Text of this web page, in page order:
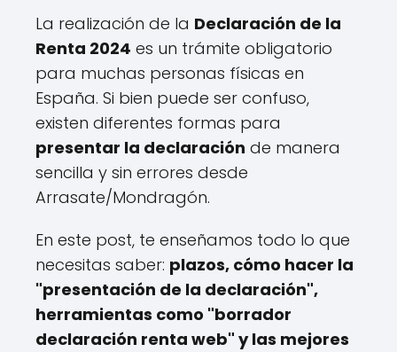
La realización de la Declaración de la
Renta 2024 es un trámite obligatorio
para muchas personas físicas en
España. Si bien puede ser confuso,
existen diferentes formas para
presentar la declaración de manera
sencilla y sin errores desde
Arrasate/Mondragón.
En este post, te enseñamos todo lo que
necesitas saber: plazos, cómo hacer la
"presentación de la declaración",
herramientas como "borrador
declaración renta web" y las mejores